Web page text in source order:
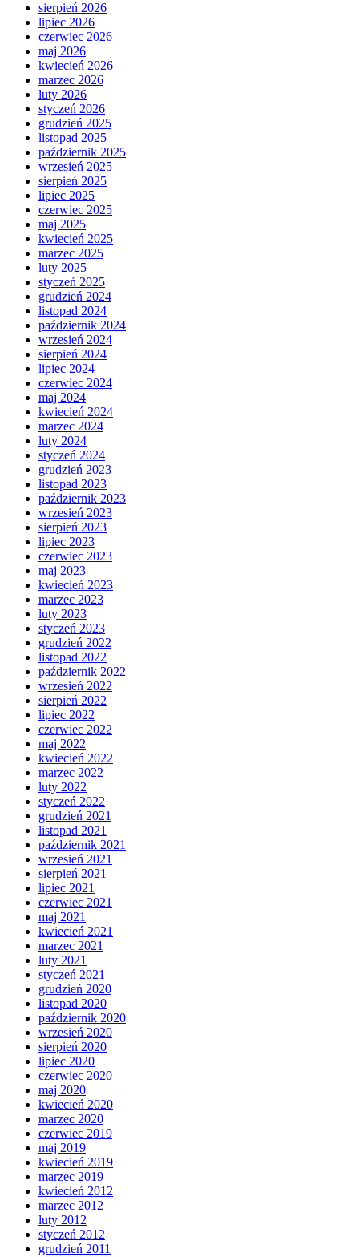
sierpień 2026
lipiec 2026
czerwiec 2026
maj 2026
kwiecień 2026
marzec 2026
luty 2026
styczeń 2026
grudzień 2025
listopad 2025
październik 2025
wrzesień 2025
sierpień 2025
lipiec 2025
czerwiec 2025
maj 2025
kwiecień 2025
marzec 2025
luty 2025
styczeń 2025
grudzień 2024
listopad 2024
październik 2024
wrzesień 2024
sierpień 2024
lipiec 2024
czerwiec 2024
maj 2024
kwiecień 2024
marzec 2024
luty 2024
styczeń 2024
grudzień 2023
listopad 2023
październik 2023
wrzesień 2023
sierpień 2023
lipiec 2023
czerwiec 2023
maj 2023
kwiecień 2023
marzec 2023
luty 2023
styczeń 2023
grudzień 2022
listopad 2022
październik 2022
wrzesień 2022
sierpień 2022
lipiec 2022
czerwiec 2022
maj 2022
kwiecień 2022
marzec 2022
luty 2022
styczeń 2022
grudzień 2021
listopad 2021
październik 2021
wrzesień 2021
sierpień 2021
lipiec 2021
czerwiec 2021
maj 2021
kwiecień 2021
marzec 2021
luty 2021
styczeń 2021
grudzień 2020
listopad 2020
październik 2020
wrzesień 2020
sierpień 2020
lipiec 2020
czerwiec 2020
maj 2020
kwiecień 2020
marzec 2020
czerwiec 2019
maj 2019
kwiecień 2019
marzec 2019
kwiecień 2012
marzec 2012
luty 2012
styczeń 2012
grudzień 2011